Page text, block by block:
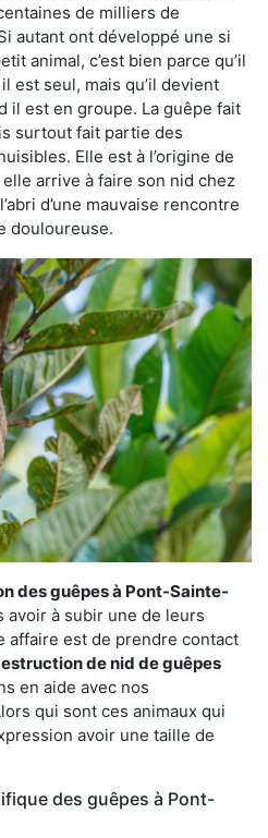
de milliers de
autant ont développé une si
animal, c’est bien parce qu’il
est seul, mais qu’il devient
il est en groupe. La guêpe fait
surtout fait partie des
Elle est à l’origine de
arrive à faire son nid chez
d’une mauvaise rencontre
douloureuse.
des guêpes à Pont-Sainte-
avoir à subir une de leurs
affaire est de prendre contact
de nid de guêpes
en aide avec nos
qui sont ces animaux qui
avoir une taille de
des guêpes à Pont-